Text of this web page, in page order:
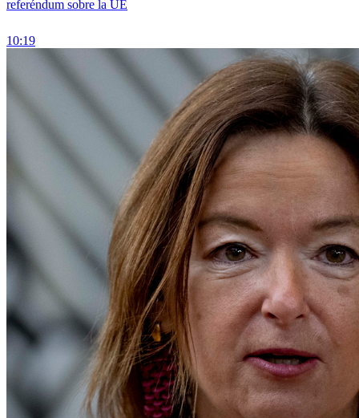
referéndum sobre la UE
10:19